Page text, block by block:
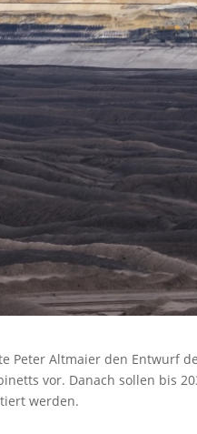
Peter Altmaier den Entwurf
vor. Danach sollen bis
werden.